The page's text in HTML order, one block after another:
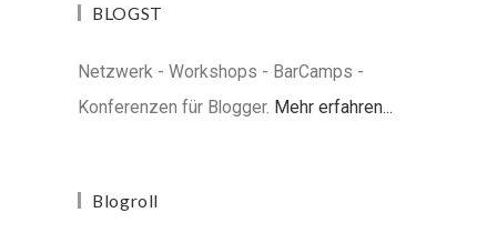
BLOGST
Netzwerk - Workshops - BarCamps -
Konferenzen für Blogger. Mehr erfahren...
Blogroll